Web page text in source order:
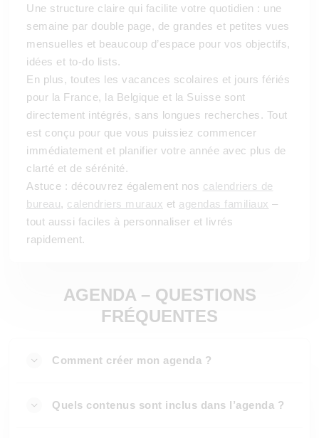
Une structure claire qui facilite votre quotidien : une
semaine par double page, de grandes et petites vues
mensuelles et beaucoup d’espace pour vos objectifs,
idées et to-do lists.
En plus, toutes les vacances scolaires et jours fériés
pour la France, la Belgique et la Suisse sont
directement intégrés, sans longues recherches. Tout
est conçu pour que vous puissiez commencer
immédiatement et planifier votre année avec plus de
clarté et de sérénité.
Astuce : découvrez également nos calendriers de
bureau, calendriers muraux et agendas familiaux –
tout aussi faciles à personnaliser et livrés
rapidement.
AGENDA – QUESTIONS
FRÉQUENTES
Comment créer mon agenda ?
Quels contenus sont inclus dans l’agenda ?